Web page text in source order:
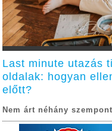
Last minute utazás
oldalak: hogyan
előtt?
Nem árt néhány